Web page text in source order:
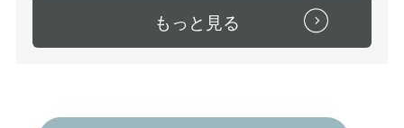
もっと見る